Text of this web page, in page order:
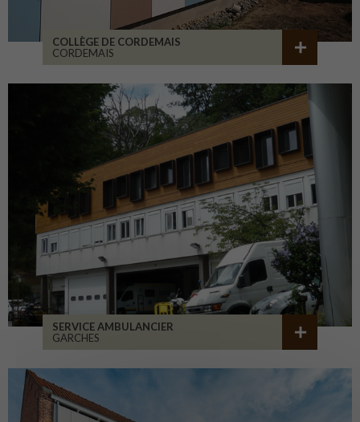
COLLÈGE DE CORDEMAIS
CORDEMAIS
SERVICE AMBULANCIER
GARCHES